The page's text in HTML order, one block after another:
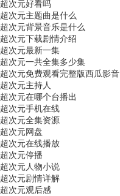
超次元好看吗
超次元主题曲是什么
超次元背景音乐是什么
超次元下载剧情介绍
超次元最新一集
超次元一共全集多少集
超次元免费观看完整版西瓜影音
超次元主持人
超次元在哪个台播出
超次元手机在线
超次元全集资源
超次元网盘
超次元在线播放
超次元停播
超次元人物小说
超次元剧情详解
超次元观后感